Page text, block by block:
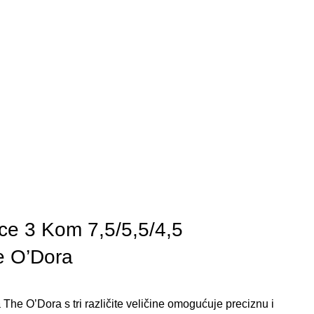
3 Kom 7,5/5,5/4,5
O’Dora
The O’Dora s tri različite veličine omogućuje preciznu i